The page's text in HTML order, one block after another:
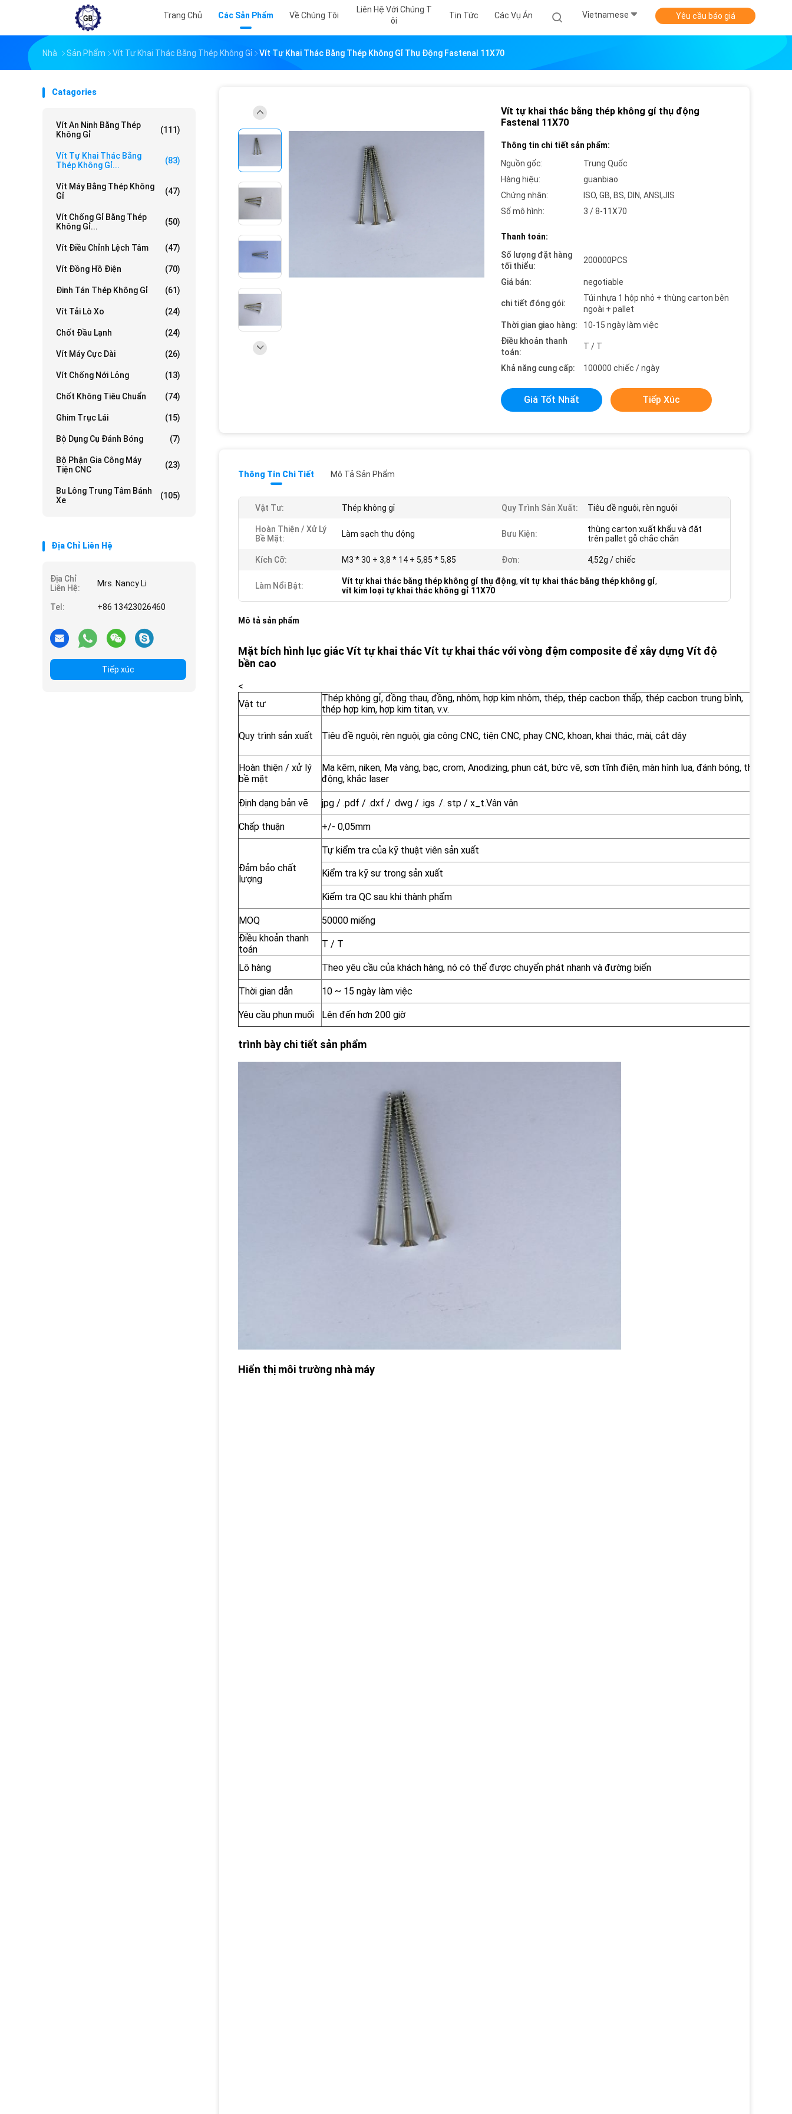
Trang Chủ Các Sản Phẩm Về Chúng Tôi
Liên Hệ Với Chúng T
Ôi
Tin Tức Các Vụ Án Vietnamese Yêu cầu báo giá
Nhà Sản Phẩm Vít Tự Khai Thác Bằng Thép Không Gỉ Vít Tự Khai Thác Bằng Thép Không Gỉ Thụ Động Fastenal 11X70
Catagories
Vít An Ninh Bằng Thép
Không Gỉ
(111)
Vít Tự Khai Thác Bằng
Thép Không Gỉ...
(83)
Vít Máy Bằng Thép Không
Gỉ
(47)
Vít Chống Gỉ Bằng Thép
Không Gỉ...
(50)
Vít Điều Chỉnh Lệch Tâm (47)
Vít Đồng Hồ Điện (70)
Đinh Tán Thép Không Gỉ (61)
Vít Tải Lò Xo (24)
Chốt Đầu Lạnh (24)
Vít Máy Cực Dài (26)
Vít Chống Nới Lỏng (13)
Chốt Không Tiêu Chuẩn (74)
Ghim Trục Lái (15)
Bộ Dụng Cụ Đánh Bóng (7)
Bộ Phận Gia Công Máy
Tiện CNC
(23)
Bu Lông Trung Tâm Bánh
Xe
(105)
Địa Chỉ Liên Hệ
Địa Chỉ
Liên Hệ:
Mrs. Nancy Li
Tel: +86 13423026460
Tiếp xúc
Vít tự khai thác bằng thép không gỉ thụ động
Fastenal 11X70
Thông tin chi tiết sản phẩm:
Nguồn gốc:
Trung Quốc
Hàng hiệu:
guanbiao
Chứng nhận:
ISO, GB, BS, DIN, ANSI,JIS
Số mô hình:
3 / 8-11X70
Thanh toán:
Số lượng đặt hàng
tối thiểu:
200000PCS
Giá bán: negotiable
chi tiết đóng gói:
Túi nhựa 1 hộp nhỏ + thùng carton bên
ngoài + pallet
Thời gian giao hàng:
10-15 ngày làm việc
Điều khoản thanh
toán:
T / T
Khả năng cung cấp: 100000 chiếc / ngày
Giá Tốt Nhất Tiếp Xúc
Thông Tin Chi Tiết Mô Tả Sản Phẩm
Vật Tư: Thép không gỉ Quy Trình Sản Xuất: Tiêu đề nguội, rèn nguội
Hoàn Thiện / Xử Lý
Bề Mặt:
Làm sạch thụ động Bưu Kiện:
thùng carton xuất khẩu và đặt
trên pallet gỗ chắc chắn
Kích Cỡ: M3 * 30 + 3,8 * 14 + 5,85 * 5,85 Đơn: 4,52g / chiếc
Làm Nổi Bật: Vít tự khai thác bằng thép không gỉ thụ động, vít tự khai thác bằng thép không gỉ,
vít kim loại tự khai thác không gỉ 11X70
Mô tả sản phẩm
Mặt bích hình lục giác Vít tự khai thác Vít tự khai thác với vòng đệm composite để xây dựng Vít độ
bền cao
<
Vật tư
Thép không gỉ, đồng thau, đồng, nhôm, hợp kim nhôm, thép, thép cacbon thấp, thép cacbon trung bình,
thép hợp kim, hợp kim titan, v.v.
Quy trình sản xuất Tiêu đề nguội, rèn nguội, gia công CNC, tiện CNC, phay CNC, khoan, khai thác, mài, cắt dây
Hoàn thiện / xử lý
bề mặt
Mạ kẽm, niken, Mạ vàng, bạc, crom, Anodizing, phun cát, bức vẽ, sơn tĩnh điện, màn hình lụa, đánh bóng, thụ
động, khắc laser
Định dạng bản vẽ jpg / .pdf / .dxf / .dwg / .igs ./. stp / x_t.Vân vân
Chấp thuận +/- 0,05mm
Đảm bảo chất
lượng
Tự kiểm tra của kỹ thuật viên sản xuất
Kiểm tra kỹ sư trong sản xuất
Kiểm tra QC sau khi thành phẩm
MOQ
50000 miếng
Điều khoản thanh
toán
T / T
Lô hàng Theo yêu cầu của khách hàng, nó có thể được chuyển phát nhanh và đường biển
Thời gian dẫn 10 ~ 15 ngày làm việc
Yêu cầu phun muối Lên đến hơn 200 giờ
trình bày chi tiết sản phẩm